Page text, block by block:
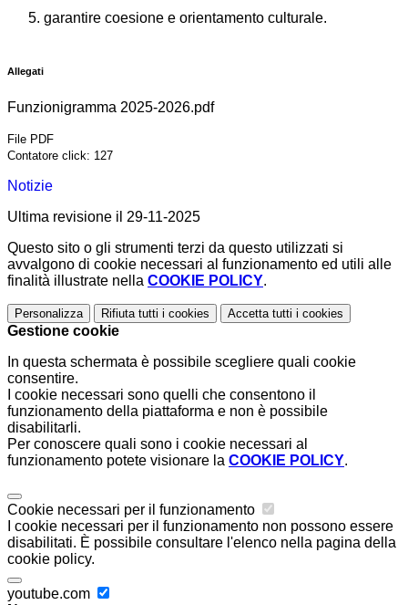
garantire coesione e orientamento culturale.
Allegati
Funzionigramma 2025-2026.pdf
File PDF
Contatore click: 127
Notizie
Ultima revisione il 29-11-2025
Questo sito o gli strumenti terzi da questo utilizzati si
avvalgono di cookie necessari al funzionamento ed utili alle
finalità illustrate nella COOKIE POLICY.
Personalizza Rifiuta tutti i cookies Accetta tutti i cookies
Gestione cookie
In questa schermata è possibile scegliere quali cookie
consentire.
I cookie necessari sono quelli che consentono il
funzionamento della piattaforma e non è possibile
disabilitarli.
Per conoscere quali sono i cookie necessari al
funzionamento potete visionare la COOKIE POLICY.
Cookie necessari per il funzionamento
I cookie necessari per il funzionamento non possono essere
disabilitati. È possibile consultare l'elenco nella pagina della
cookie policy.
youtube.com